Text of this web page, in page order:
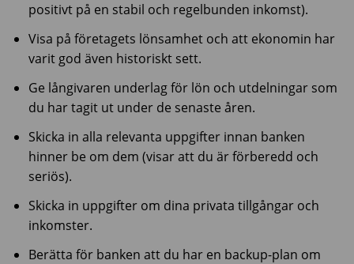
positivt på en stabil och regelbunden inkomst).
Visa på företagets lönsamhet och att ekonomin har
varit god även historiskt sett.
Ge långivaren underlag för lön och utdelningar som
du har tagit ut under de senaste åren.
Skicka in alla relevanta uppgifter innan banken
hinner be om dem (visar att du är förberedd och
seriös).
Skicka in uppgifter om dina privata tillgångar och
inkomster.
Berätta för banken att du har en backup-plan om